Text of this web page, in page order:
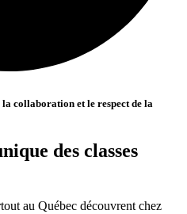
la collaboration et le respect de la
des classes
au Québec découvrent chez